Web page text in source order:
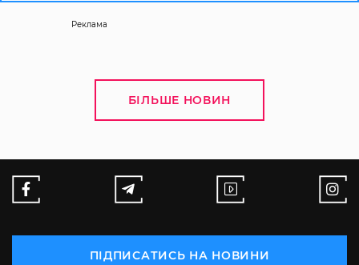
Реклама
БІЛЬШЕ НОВИН
ПІДПИСАТИСЬ НА НОВИНИ